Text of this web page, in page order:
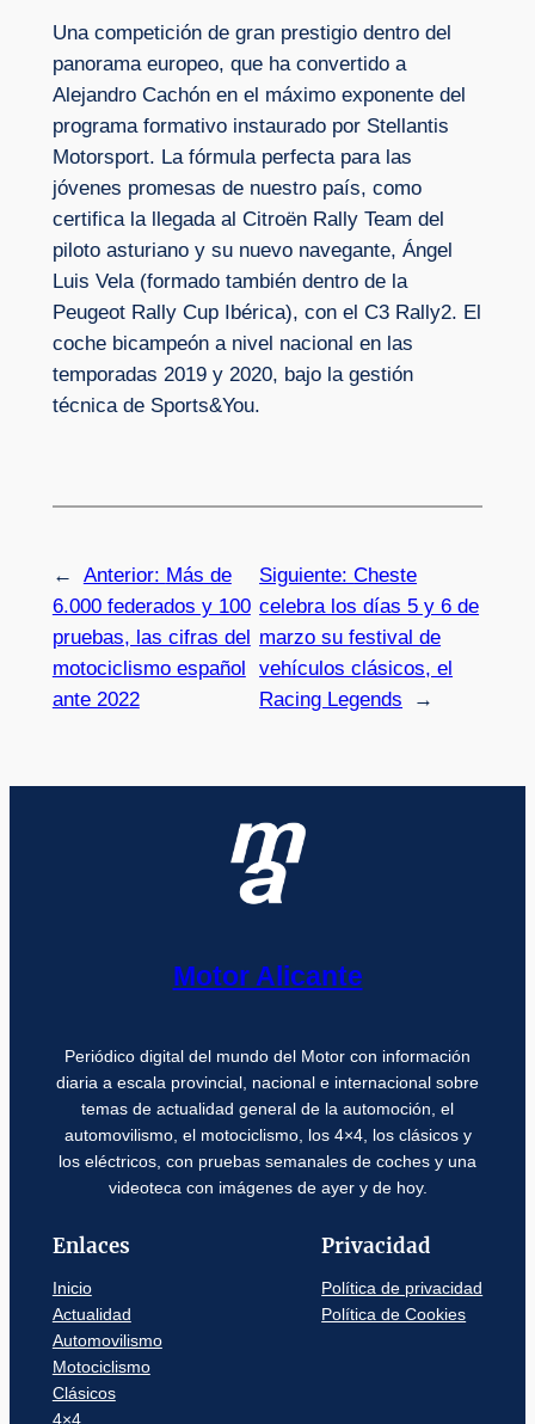
Una competición de gran prestigio dentro del
panorama europeo, que ha convertido a
Alejandro Cachón en el máximo exponente del
programa formativo instaurado por Stellantis
Motorsport. La fórmula perfecta para las
jóvenes promesas de nuestro país, como
certifica la llegada al Citroën Rally Team del
piloto asturiano y su nuevo navegante, Ángel
Luis Vela (formado también dentro de la
Peugeot Rally Cup Ibérica), con el C3 Rally2. El
coche bicampeón a nivel nacional en las
temporadas 2019 y 2020, bajo la gestión
técnica de Sports&You.
← Anterior: Más de
6.000 federados y 100
pruebas, las cifras del
motociclismo español
ante 2022
Siguiente:Cheste
celebra los días 5 y 6 de
marzo su festival de
vehículos clásicos, el
Racing Legends
→
Motor Alicante
Periódico digital del mundo del Motor con información
diaria a escala provincial, nacional e internacional sobre
temas de actualidad general de la automoción, el
automovilismo, el motociclismo, los 4×4, los clásicos y
los eléctricos, con pruebas semanales de coches y una
videoteca con imágenes de ayer y de hoy.
Enlaces
Inicio
Actualidad
Automovilismo
Motociclismo
Clásicos
4×4
Privacidad
Política de privacidad
Política de Cookies